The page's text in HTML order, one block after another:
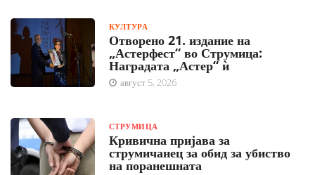
КУЛТУРА
Отворено 21. издание на
„Астерфест“ во Струмица:
Наградата „Астер“ ѝ
август 5, 2026
СТРУМИЦА
Кривична пријава за
струмичанец за обид за убиство
на поранешната